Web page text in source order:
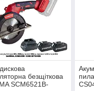
безщіткова
SCM6521B-